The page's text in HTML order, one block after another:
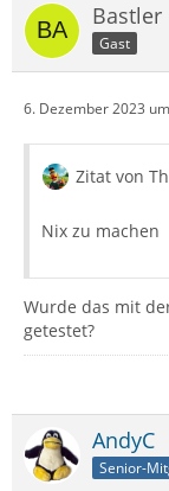
Bastler
Gast
6. Dezember 2023
Zitat von
Nix zu machen
Wurde das mit
getestet?
AndyC
Senior-